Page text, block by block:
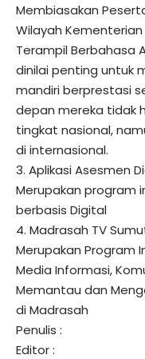
Membiasakan
Wilayah
Terampil Berbahasa
dinilai penting untuk
mandiri berprestasi
depan mereka tidak
tingkat nasional,
di internasional.
3. Aplikasi Asesmen
Merupakan program
berbasis Digital
4. Madrasah TV
Merupakan Program
Media Informasi,
Memantau dan
di Madrasah
Penulis :
Editor :